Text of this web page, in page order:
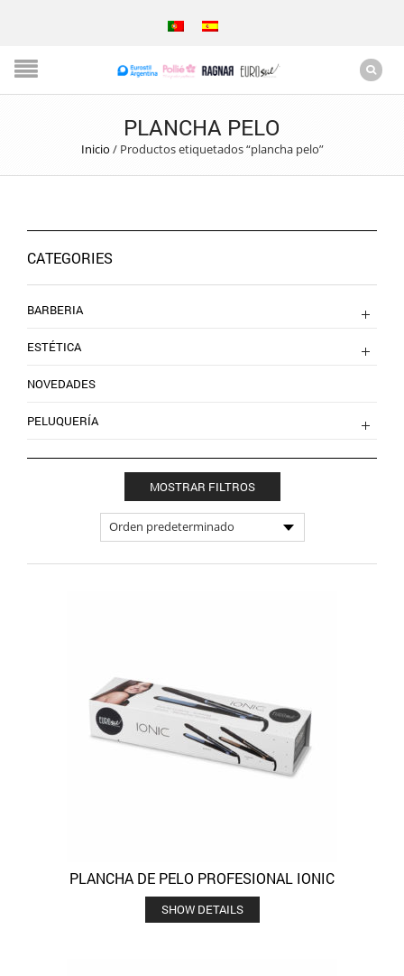
PLANCHA PELO
Inicio / Productos etiquetados “plancha pelo”
MOSTRAR FILTROS
PLANCHA DE PELO PROFESIONAL IONIC
SHOW DETAILS
CATEGORIES
BARBERIA
ESTÉTICA
NOVEDADES
PELUQUERÍA